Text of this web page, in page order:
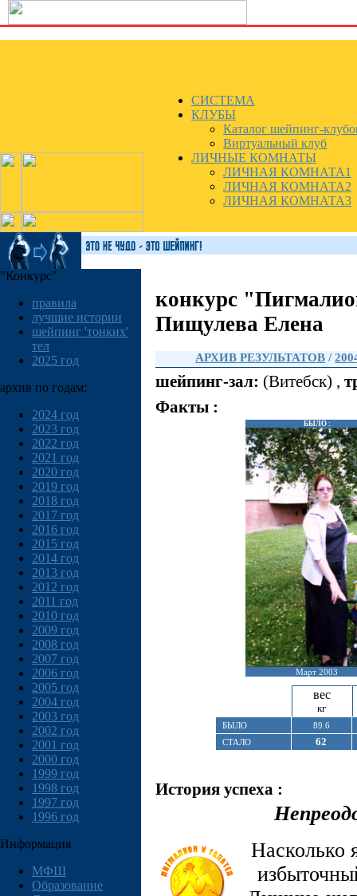
СИСТЕМА
КЛУБЫ
Каталог шейпинг-
Виртуальный клуб
ЛИЧНЫЕ КОМНАТЫ
ЛИЧНАЯ КОМНАТА1
ЛИЧНАЯ КОМНАТА2
ЛИЧНАЯ КОМНАТА3
"Конкурс"
правила
лучшие истории
шейпинг 'тонких'
тел
2025 год
архив по годам:
2024 год
2023 год
2022 год
2021 год
2020 год
2019 год
2018 год
2017 год
2016 год
2015 год
2014 год
2013 год
2012 год
2011 год
2010 год
2009 год
2008 год
2007 год
2006 год
2005 год
2004 год
2003 год
2002 год
2001 год
2000 год
1999 год
1998 год
1997 год
1996 год
Информация
МФШ
Образование
конкурс
Пищулева Елена
АРХИВ РЕЗУЛЬТАТОВ /
шейпинг-зал: (Витебск) ,
Факты :
БЫЛО :
Март 2003
вес
кг
БЫЛО
89.6
СТАЛО
62
История успеха :
Насколько